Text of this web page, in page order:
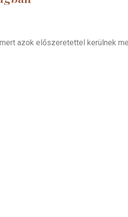
azok előszeretettel kerülnek